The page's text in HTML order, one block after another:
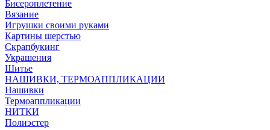
Бисероплетение
Вязание
Игрушки своими руками
Картины шерстью
Скрапбукинг
Украшения
Шитье
НАШИВКИ, ТЕРМОАППЛИКАЦИИ
Нашивки
Термоаппликации
НИТКИ
Полиэстер